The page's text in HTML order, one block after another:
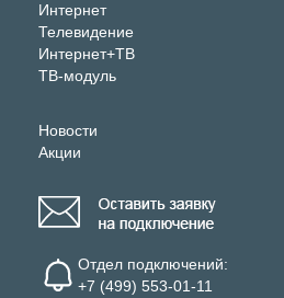
Интернет
Телевидение
Интернет+ТВ
ТВ-модуль
Новости
Акции
Отдел подключений:
+7 (499) 553-01-11